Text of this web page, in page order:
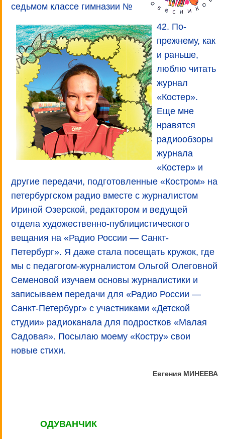
седьмом классе гимназии №
42. По-
прежнему, как
и раньше,
люблю читать
журнал
«Костер».
Еще мне
нравятся
радиообзоры
журнала
«Костер» и
другие передачи, подготовленные «Костром» на
петербургском радио вместе с журналистом
Ириной Озерской, редактором и ведущей
отдела художественно-публицистического
вещания на «Радио России — Санкт-
Петербург». Я даже стала посещать кружок, где
мы с педагогом-журналистом Ольгой Олеговной
Семеновой изучаем основы журналистики и
записываем передачи для «Радио России —
Санкт-Петербург» с участниками «Детской
студии» радиоканала для подростков «Малая
Садовая». Посылаю моему «Костру» свои
новые стихи.
Евгения МИНЕЕВА
ОДУВАНЧИК